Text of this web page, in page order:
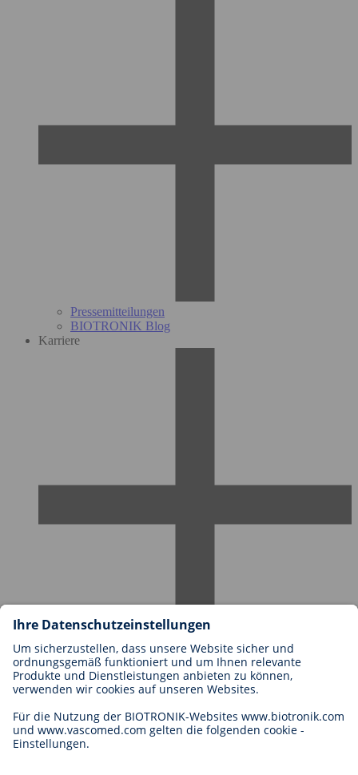
Pressemitteilungen
BIOTRONIK Blog
Karriere
Karriere bei BIOTRONIK
Einstieg
Bewerbung
Karrierechancen